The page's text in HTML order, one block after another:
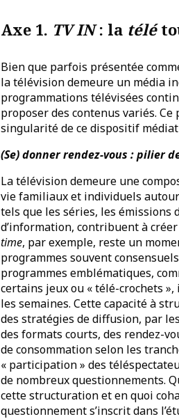
Axe 1. TV IN: la télé
Bien que parfois présentée
la télévision demeure un média
programmations télévisées
proposer des contenus variés.
singularité de ce dispositif
(Se) donner rendez-vous : pilier
La télévision demeure une
vie familiaux et individuels
tels que les séries, les
d’information, contribuent à
time, par exemple, reste un
programmes souvent
programmes emblématiques,
certains jeux ou « télé-crochets
les semaines. Cette capacité à
des stratégies de diffusion, par
des formats courts, des rendez-
de consommation selon les
« participation » des
de nombreux questionnements.
cette structuration et en quoi
questionnement s’inscrit dans